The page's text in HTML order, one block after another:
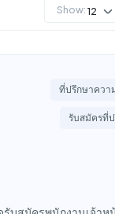
Show: 12
ที่ปรึกษาควา
รับสมัครที่